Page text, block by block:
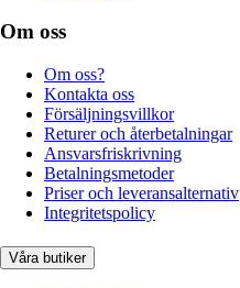
Om oss
Om oss?
Kontakta oss
Försäljningsvillkor
Returer och återbetalningar
Ansvarsfriskrivning
Betalningsmetoder
Priser och leveransalternativ
Integritetspolicy
Våra butiker